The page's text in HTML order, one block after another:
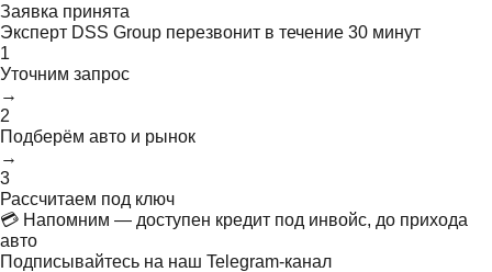
Заявка принята
Эксперт DSS Group перезвонит в течение 30 минут
1
Уточним запрос
→
2
Подберём авто и рынок
→
3
Рассчитаем под ключ
💳 Напомним — доступен кредит под инвойс, до прихода
авто
Подписывайтесь на наш Telegram-канал